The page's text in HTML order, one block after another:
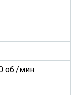
об./мин.